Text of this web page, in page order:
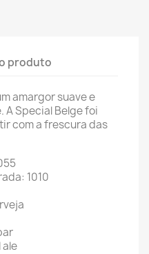
produto
amargor suave e
Special Belge foi
com a frescura das
1010